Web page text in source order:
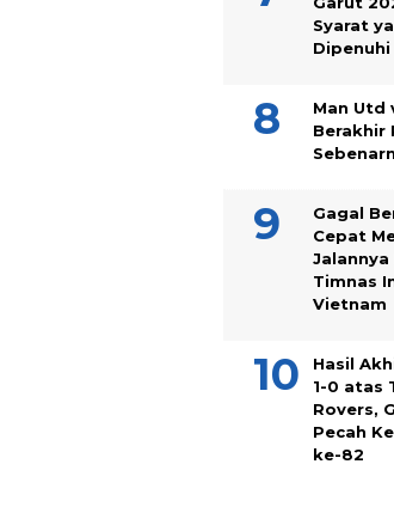
Syarat
Dipenuhi
Man Utd
Berakhir
Gagal
Cepat
Timnas
Vietnam
Hasil
1-0 atas
Rovers,
Pecah
ke-82